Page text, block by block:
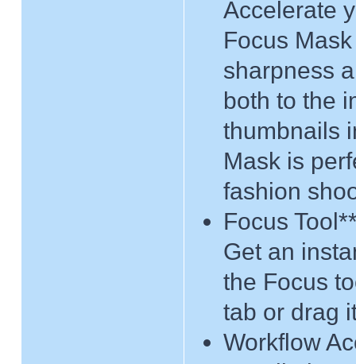
Accelerate
Focus
sharpness
both to the
thumbnails
Mask is
fashion
Focus
Get an
the Focus
tab or drag
Workflow